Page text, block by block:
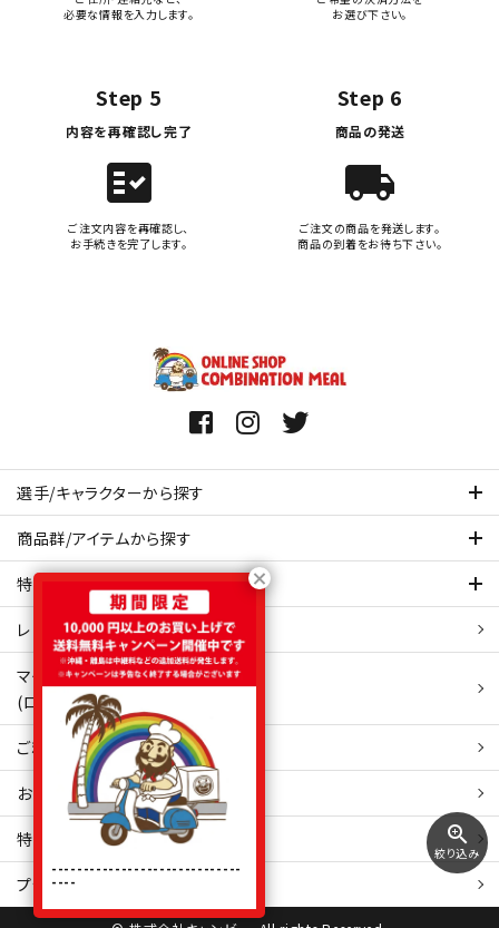
zoom_in
絞り込み
必要な情報を入力します。
お選び下さい。
Step 5
内容を再確認し完了
fact_check
ご注文内容を再確認し、
お手続きを完了します。
Step 6
商品の発送
local_shipping
ご注文の商品を発送します。
商品の到着をお待ち下さい。
選手/キャラクターから探す
商品群/アイテムから探す
特集ページを見てみる
レビュー・口コミ 一覧ページ
マイアカウント
(ログイン/新規会員登録)
ご利用ガイド
お問い合わせ
特定商取引 法表示
プライバシーポリシー
------------------------------
----